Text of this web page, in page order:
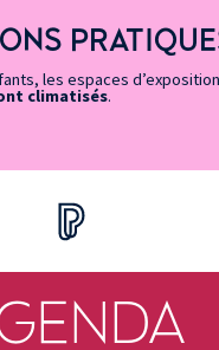
les espaces
climatisés.